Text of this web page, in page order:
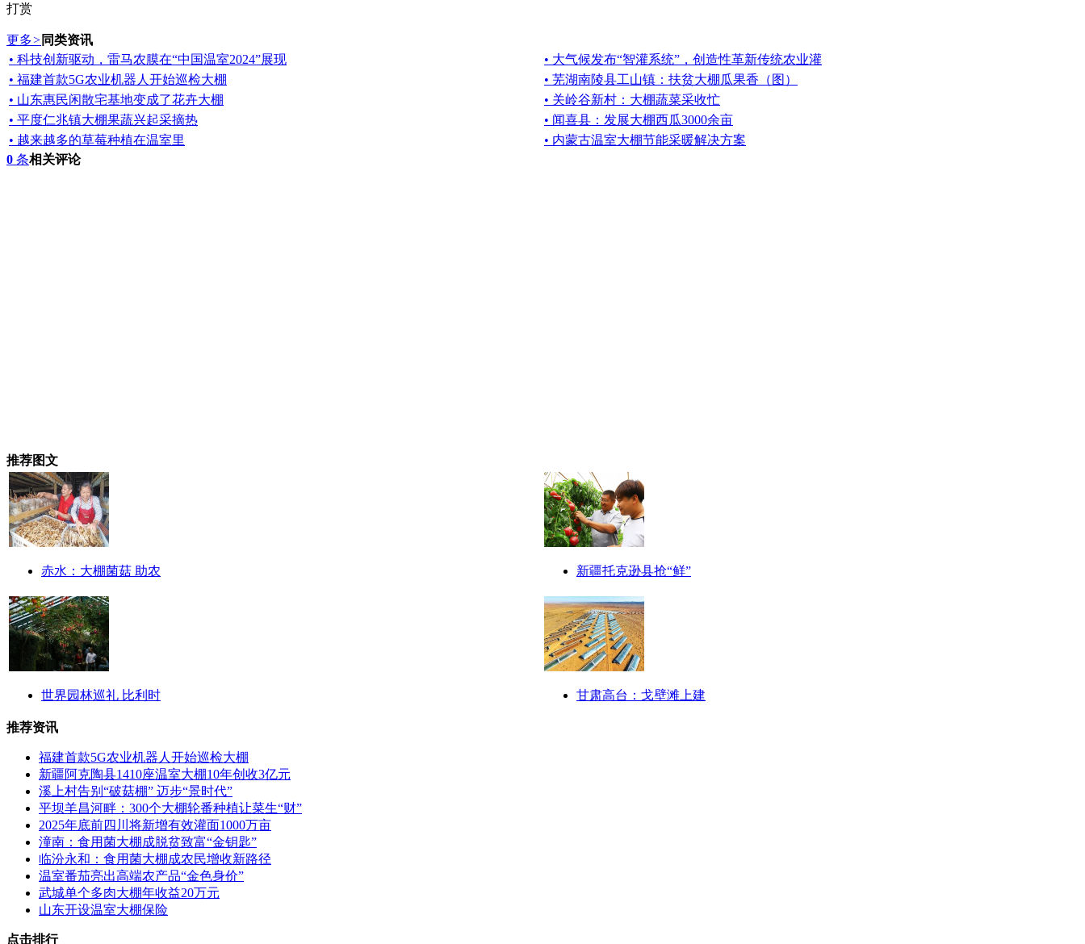
打赏
更多> 同类资讯
• 科技创新驱动，雷马农膜在“中国温室2024”展现
• 大气候发布“智灌系统”，创造性革新传统农业灌
• 福建首款5G农业机器人开始巡检大棚
• 芜湖南陵县工山镇：扶贫大棚瓜果香（图）
• 山东惠民闲散宅基地变成了花卉大棚
• 关岭谷新村：大棚蔬菜采收忙
• 平度仁兆镇大棚果蔬兴起采摘热
• 闻喜县：发展大棚西瓜3000余亩
• 越来越多的草莓种植在温室里
• 内蒙古温室大棚节能采暖解决方案
0 条相关评论
推荐图文
赤水：大棚菌菇 助农 新疆托克逊县抢“鲜”
世界园林巡礼 比利时 甘肃高台：戈壁滩上建
推荐资讯
福建首款5G农业机器人开始巡检大棚
新疆阿克陶县1410座温室大棚10年创收3亿元
溪上村告别“破菇棚” 迈步“景时代”
平坝羊昌河畔：300个大棚轮番种植让菜生“财”
2025年底前四川将新增有效灌面1000万亩
潼南：食用菌大棚成脱贫致富“金钥匙”
临汾永和：食用菌大棚成农民增收新路径
温室番茄亮出高端农产品“金色身价”
武城单个多肉大棚年收益20万元
山东开设温室大棚保险
点击排行